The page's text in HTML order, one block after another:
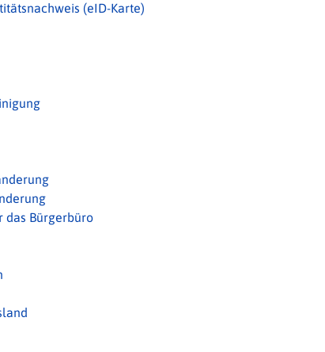
(eID-Karte)
das Bürgerbüro